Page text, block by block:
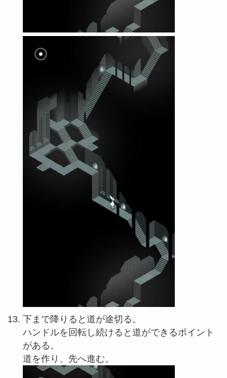
下まで降りると道が途切る。
ハンドルを回転し続けると道ができるポイント
がある。
道を作り、先へ進む。